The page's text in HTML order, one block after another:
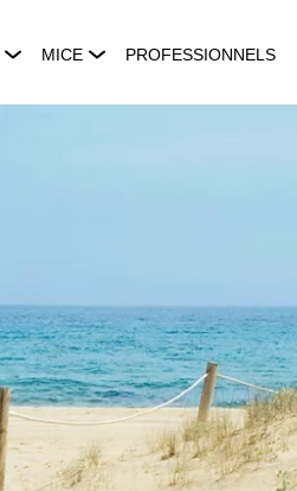
MICE PROFESSIONNELS